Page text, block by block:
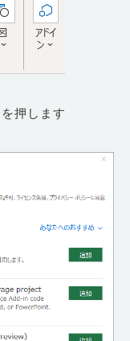
押します